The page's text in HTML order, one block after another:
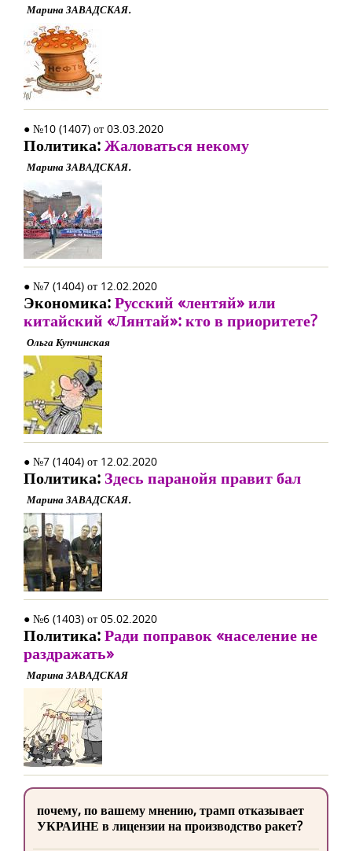
Марина ЗАВАДСКАЯ.
● №10 (1407) от 03.03.2020
Политика:Жаловаться некому
Марина ЗАВАДСКАЯ.
● №7 (1404) от 12.02.2020
Экономика:Русский «лентяй» или
китайский «Лянтай»: кто в приоритете?
Ольга Купчинская
● №7 (1404) от 12.02.2020
Политика: Здесь паранойя правит бал
Марина ЗАВАДСКАЯ.
● №6 (1403) от 05.02.2020
Политика:Ради поправок «население не
раздражать»
Марина ЗАВАДСКАЯ
почему, по вашему мнению, трамп отказывает
УКРАИНЕ в лицензии на производство ракет?